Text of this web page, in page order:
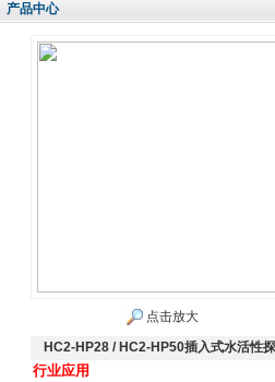
产品中心
点击放大
HC2-HP28 / HC2-HP50插入式水活性
行业应用